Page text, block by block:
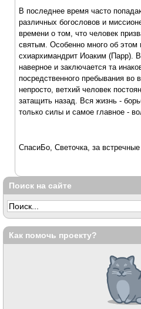
В последнее время часто
различных богословов и
времени о том, что человек
святым. Особенно много об этом
схиархимандрит Иоаким (Парр). В
наверное и заключается та
посредственного пребывания во
непросто, ветхий человек
затащить назад. Вся жизнь -
только силы и самое главное -
СпасиБо, Светочка, за
Поиск на сайте
Как помочь проекту?